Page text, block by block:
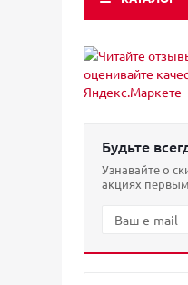
Будьте
Узнавайте о
акциях первым